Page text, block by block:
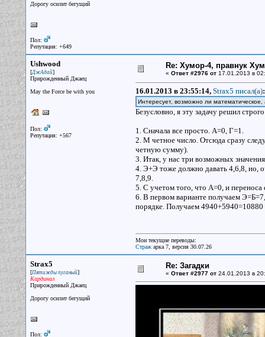
Дорогу осилит бегущий
Пол:
Репутация: +649
Ushwood
[ДжАдай]
Прирожденный Джаец
May the Force be with you
Пол:
Репутация: +567
Re: Хумор-4, правнук
« Ответ #2976 от17.01.2013 в
16.01.2013 в 23:55:14, Strax5 писал(a):
Интересует, возможно ли
Безусловно, я эту задачу решил
1. Сначала все просто. А=0, Г=1.
2. М четное число. Отсюда сразу
четную сумму).
3. Итак, у нас три возможных
4. Э+Э тоже должно давать 4,6,8, но,
7,8,9.
5. С учетом того, что А=0, и
6. В первом варианте получаем
порядке. Получаем 4940+5940=10880
Мои текущие переводы:
Стражарка 7, версия 30.07.26
Strax5
[Пятижды пуганый]
Кардинал
Прирожденный Джаец
Дорогу осилит бегущий
Пол:
Re: Загадки
« Ответ #2977 от24.01.2013 в